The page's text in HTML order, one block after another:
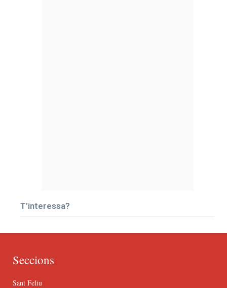
T’interessa?
Seccions
Sant Feliu